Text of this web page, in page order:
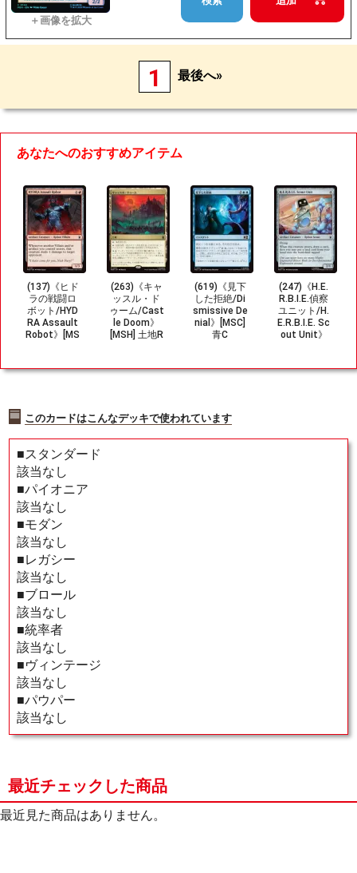
1 最後へ»
あなたへのおすすめアイテム
(137)《ヒド
ラの戦闘ロ
ボット/HYD
RA Assault
Robot》[MS
(263)《キャ
ッスル・ド
ゥーム/Cast
le Doom》
[MSH] 土地R
(619)《見下
した拒絶/Di
smissive De
nial》[MSC]
青C
(247)《H.E.
R.B.I.E.偵察
ユニット/H.
E.R.B.I.E. Sc
out Unit》
このカードはこんなデッキで使われています
■スタンダード
該当なし
■パイオニア
該当なし
■モダン
該当なし
■レガシー
該当なし
■ブロール
該当なし
■統率者
該当なし
■ヴィンテージ
該当なし
■パウパー
該当なし
最近チェックした商品
最近見た商品はありません。